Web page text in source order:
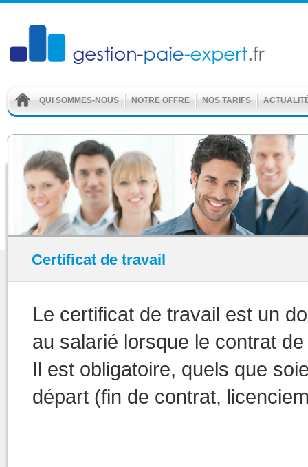
QUI SOMMES-NOUS NOTRE OFFRE NOS TARIFS
Certificat de travail
Le certificat de travail est un
au salarié lorsque le contrat
Il est obligatoire, quels que
départ (fin de contrat,